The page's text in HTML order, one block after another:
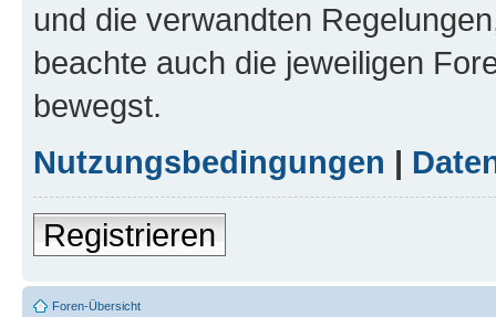
und die verwandten
beachte auch die jeweiligen
bewegst.
Nutzungsbedingungen |
Registrieren
Foren-Übersicht